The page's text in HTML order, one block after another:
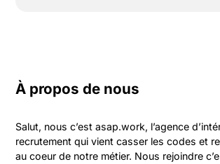
À propos de nous
Salut, nous c’est asap.work, l’agence
recrutement qui vient casser les codes et
au coeur de notre métier. Nous rejoindre